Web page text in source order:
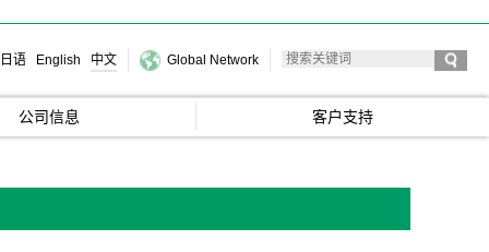
日语 English 中文 Global Network
公司信息 客户支持